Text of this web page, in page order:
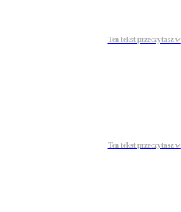
Ten tekst przeczytasz w
Ten tekst przeczytasz w